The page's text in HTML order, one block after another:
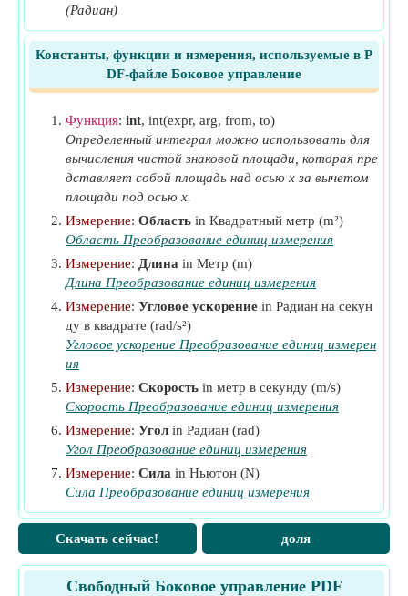
(Радиан)
L Подъем по отношению к скорости крена
(Ньютон)
Скорость вращения (Радиан на секунду в
квадрате)
Q Скорость подачи (Радиан на секунду в квадрате)
S Площадь крыла (Квадратный метр)
Sr Эталонная площадь крыла (Квадратный метр)
u0 Эталонная скорость по оси X
y1 Начальная длина (Метр)
y2 Окончательная длина (Метр)
δa Отклонение элеронов (Радиан)
τ Параметр эффективности закрылков
Константы, функции и измерения, используемые в P
DF-файле Боковое управление
Функция: int, int(expr, arg, from, to)
Определенный интеграл можно использовать для
вычисления чистой знаковой площади, которая пре
дставляет собой площадь над осью x за вычетом
площади под осью x.
Измерение: Область in Квадратный метр (m²)
Область Преобразование единиц измерения
Измерение: Длина in Метр (m)
Длина Преобразование единиц измерения
Измерение: Угловое ускорение in Радиан на секун
ду в квадрате (rad/s²)
Угловое ускорение Преобразование единиц измерен
ия
Измерение: Скорость in метр в секунду (m/s)
Скорость Преобразование единиц измерения
Измерение: Угол in Радиан (rad)
Угол Преобразование единиц измерения
Измерение: Сила in Ньютон (N)
Сила Преобразование единиц измерения
Скачать сейчас! доля
Свободный Боковое управление PDF